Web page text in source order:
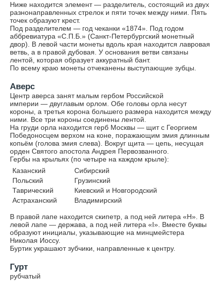
Ниже находится элемент — разделитель, состоящий из двух
разнонаправленных стрелок и пяти точек между ними. Пять
точек образуют крест.
Под разделителем — год чеканки «1874». Под годом
аббревиатура «С.П.Б.» (Санкт-Петербургский монетный
двор). В левой части монеты вдоль края находится лавровая
ветвь, а в правой дубовая. У основания ветви связаны
лентой, которая образует аккуратный бант.
По всему краю монеты отчеканены выступающие зубцы.
Аверс
Центр аверса занят малым гербом Российской
империи — двуглавым орлом. Обе головы орла несут
короны, а третья корона большего размера находится между
ними. Все три короны соединены лентой.
На груди орла находится герб Москвы — щит с Георгием
Победоносцем верхом на коне, поражающим змия длинным
копьём (голова змия слева). Вокруг щита — цепь, несущая
орден Святого апостола Андрея Первозванного.
Гербы на крыльях (по четыре на каждом крыле):
Казанский
Польский
Таврический
Астраханский
Сибирский
Грузинский
Киевский и Новгородский
Владимирский
В правой лапе находится скипетр, а под ней литера «Н». В
левой лапе — держава, а под ней литера «I». Вместе буквы
образуют инициалы, указывающие на минцмейстера
Николая Иоссу.
Буртик украшают зубчики, направленные к центру.
Гурт
рубчатый